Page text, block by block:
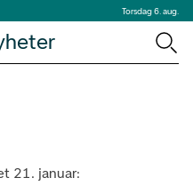
Torsdag 6. aug.
21. januar: